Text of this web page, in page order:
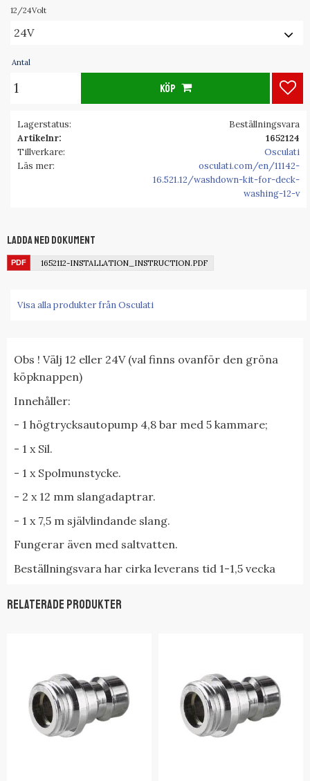
12/24Volt
Antal
KÖP
Lagerstatus
Beställningsvara
Artikelnr
1652124
Tillverkare
Osculati
Läs mer
osculati.com/en/11142-
16.521.12/washdown-kit-for-deck-
washing-12-v
Ladda ned dokument
1652112-INSTALLATION_INSTRUCTION.PDF
Visa alla produkter från Osculati
Obs ! Välj 12 eller 24V (val finns ovanför den gröna
köpknappen)
Innehåller:
- 1 högtrycksautopump 4,8 bar med 5 kammare;
- 1 x Sil.
- 1 x Spolmunstycke.
- 2 x 12 mm slangadaptrar.
- 1 x 7,5 m självlindande slang.
Fungerar även med saltvatten.
Beställningsvara har cirka leverans tid 1-1,5 vecka
Relaterade produkter